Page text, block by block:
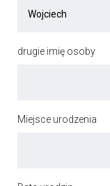
drugie imię osoby
Miejsce urodzenia